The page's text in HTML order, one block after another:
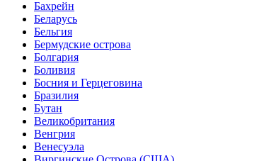
Бахрейн
Беларусь
Бельгия
Бермудские острова
Болгария
Боливия
Босния и Герцеговина
Бразилия
Бутан
Великобритания
Венгрия
Венесуэла